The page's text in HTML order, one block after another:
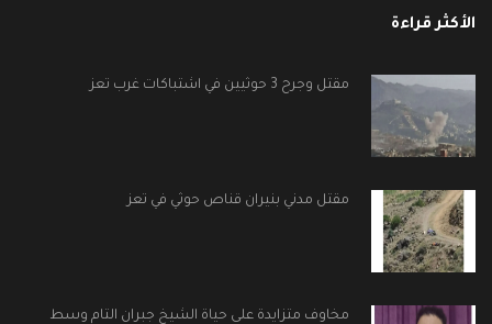
الأكثر قراءة
مقتل وجرح 3 حوثيين في اشتباكات غرب تعز
مقتل مدني بنيران قناص حوثي في تعز
مخاوف متزايدة على حياة الشيخ جبران التام وسط